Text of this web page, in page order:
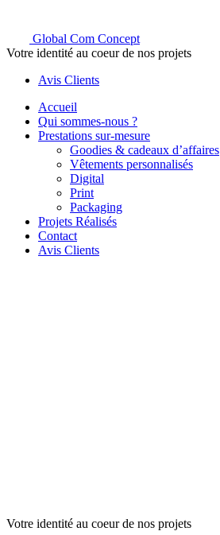
Global Com Concept
Votre identité au coeur de nos projets
Avis Clients
Accueil
Qui sommes-nous ?
Prestations sur-mesure
Goodies & cadeaux d’affaires
Vêtements personnalisés
Digital
Print
Packaging
Projets Réalisés
Contact
Avis Clients
Votre identité au coeur de nos projets